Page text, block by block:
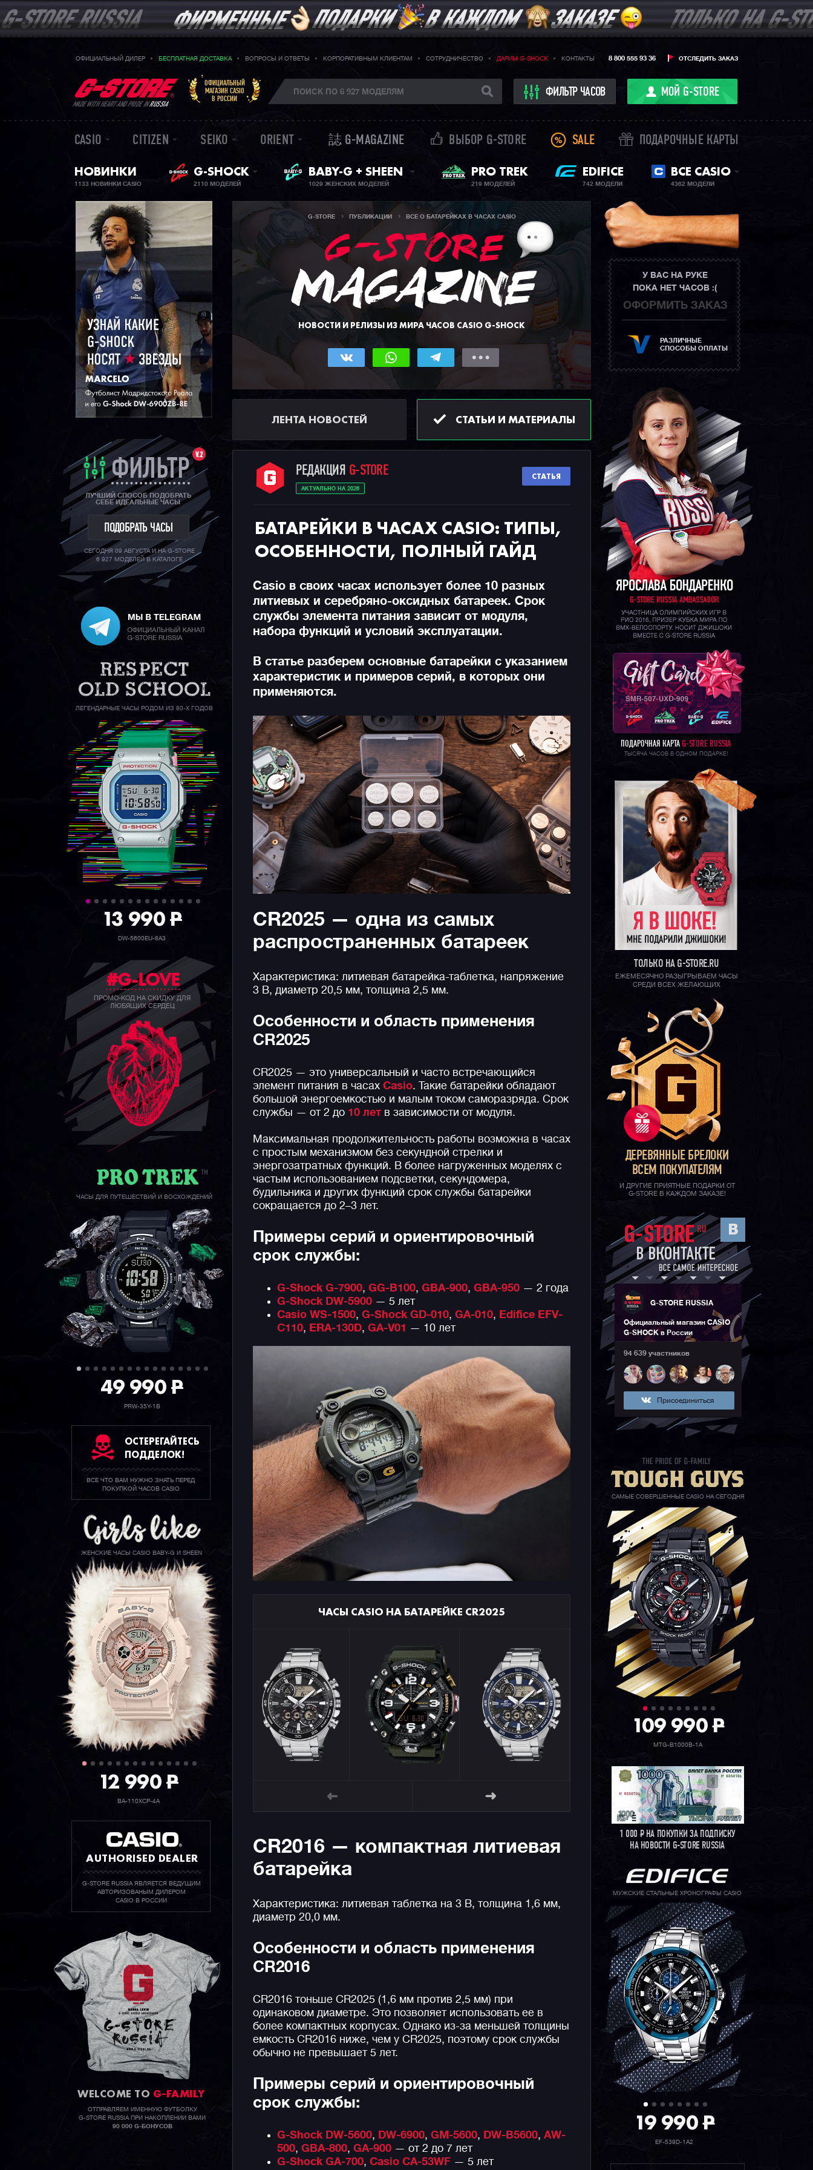
ОФИЦИАЛЬНЫЙ ДИЛЕР БЕСПЛАТНАЯ ДОСТАВКА ВОПРОСЫ И ОТВЕТЫ КОРПОРАТИВНЫМ КЛИЕНТАМ СОТРУДНИЧЕСТВО ДАРИМ G-SHOCK КОНТАКТЫ ОТСЛЕДИТЬ ЗАКАЗ
8 800 555 93 36
MADE WITH HEART AND PRIDE INRUSSIA
ОФИЦИАЛЬНЫЙ
МАГАЗИН CASIO
В РОССИИ
ФИЛЬТР ЧАСОВ МОЙ G-STORE
CASIO CITIZEN SEIKO ORIENT 誌 G-MAGAZINE ВЫБОР G-STORE SALE ПОДАРОЧНЫЕ КАРТЫ
НОВИНКИ
1133 НОВИНКИ CASIO
G-SHOCK
2110 МОДЕЛЕЙ
BABY-G + SHEEN
1029 ЖЕНСКИХ МОДЕЛЕЙ
PRO TREK
219 МОДЕЛЕЙ
EDIFICE
742 МОДЕЛИ
ВСЕ CASIO
4362 МОДЕЛИ
V.2
ФИЛЬТР
ЛУЧШИЙ СПОСОБ ПОДОБРАТЬ
СЕБЕ ИДЕАЛЬНЫЕ ЧАСЫ
ПОДОБРАТЬ ЧАСЫ
СЕГОДНЯ 09 АВГУСТА И НА G-STORE
6 927 МОДЕЛЕЙ В КАТАЛОГЕ
ЛЕГЕНДАРНЫЕ ЧАСЫ РОДОМ ИЗ 80-Х ГОДОВ
39 990P
GW-B5600BC-1B
#G-LOVE
ПРОМО-КОД НА СКИДКУ ДЛЯ
ЛЮБЯЩИХ СЕРДЕЦ
ЧАСЫ ДЛЯ ПУТЕШЕСТВИЙ И ВОСХОЖДЕНИЙ
49 990P
PRW-35Y-1B
ОСТЕРЕГАЙТЕСЬ
ПОДДЕЛОК!
ВСЕ ЧТО ВАМ НУЖНО ЗНАТЬ ПЕРЕД
ПОКУПКОЙ ЧАСОВ CASIO
ЖЕНСКИЕ ЧАСЫ CASIO BABY-G И SHEEN
12 990P
BA-110XCP-4A
AUTHORISED DEALER
G-STORE RUSSIA ЯВЛЯЕТСЯ ВЕДУЩИМ
АВТОРИЗОВАНЫМ ДИЛЕРОМ
CASIO В РОССИИ
WELCOME TO G-FAMILY
ОТПРАВЛЯЕМ ИМЕННУЮ ФУТБОЛКУ
G-STORE RUSSIA ПРИ НАКОПЛЕНИИ ВАМИ
90 000 G-БОНУСОВ
G-STORE ПУБЛИКАЦИИ ВСЕ О БАТАРЕЙКАХ В ЧАСАХ CASIO
НОВОСТИ И РЕЛИЗЫ ИЗ МИРА ЧАСОВ CASIO G-SHOCK
ЛЕНТА НОВОСТЕЙ СТАТЬИ И МАТЕРИАЛЫ
РЕДАКЦИЯ G-STORE
АКТУАЛЬНО НА 2026
СТАТЬЯ
БАТАРЕЙКИ В ЧАСАХ CASIO: ТИПЫ,
ОСОБЕННОСТИ, ПОЛНЫЙ ГАЙД
Casio в своих часах использует более 10 разных
литиевых и серебряно-оксидных батареек. Срок
службы элемента питания зависит от модуля,
набора функций и условий эксплуатации.
В статье разберем основные батарейки с указанием
характеристик и примеров серий, в которых они
применяются.
CR2025 — одна из самых
распространенных батареек
Характеристика: литиевая батарейка-таблетка, напряжение
3 В, диаметр 20,5 мм, толщина 2,5 мм.
Особенности и область применения
CR2025
CR2025 — это универсальный и часто встречающийся
элемент питания в часах Casio. Такие батарейки обладают
большой энергоемкостью и малым током саморазряда. Срок
службы — от 2 до 10 лет в зависимости от модуля.
Максимальная продолжительность работы возможна в часах
с простым механизмом без секундной стрелки и
энергозатратных функций. В более нагруженных моделях с
частым использованием подсветки, секундомера,
будильника и других функций срок службы батарейки
сокращается до 2–3 лет.
Примеры серий и ориентировочный
срок службы:
G-Shock G-7900, GG-B100, GBA-900, GBA-950 — 2 года
G-Shock DW-5900 — 5 лет
Casio WS-1500, G-Shock GD-010, GA-010, Edifice EFV-
C110, ERA-130D, GA-V01 — 10 лет
ЧАСЫ CASIO НА БАТАРЕЙКЕ CR2025
CR2016 — компактная литиевая
батарейка
Характеристика: литиевая таблетка на 3 В, толщина 1,6 мм,
диаметр 20,0 мм.
Особенности и область применения
CR2016
CR2016 тоньше CR2025 (1,6 мм против 2,5 мм) при
одинаковом диаметре. Это позволяет использовать ее в
более компактных корпусах. Однако из-за меньшей толщины
емкость CR2016 ниже, чем у CR2025, поэтому срок службы
обычно не превышает 5 лет.
Примеры серий и ориентировочный
срок службы:
G-Shock DW-5600, DW-6900, GM-5600, DW-B5600, AW-
500, GBA-800, GA-900 — от 2 до 7 лет
G-Shock GA-700, Casio CA-53WF — 5 лет
У ВАС НА РУКЕ
ПОКА НЕТ ЧАСОВ :(
ОФОРМИТЬ ЗАКАЗ
РАЗЛИЧНЫЕ
СПОСОБЫ ОПЛАТЫ
ПОДАРОЧНАЯ КАРТА G-STORE RUSSIA
ТЫСЯЧА ЧАСОВ В ОДНОМ ПОДАРКЕ!
ТОЛЬКО НА G-STORE.RU
ЕЖЕМЕСЯЧНО РАЗЫГРЫВАЕМ ЧАСЫ
СРЕДИ ВСЕХ ЖЕЛАЮЩИХ
ДЕРЕВЯННЫЕ БРЕЛОКИ
ВСЕМ ПОКУПАТЕЛЯМ
И ДРУГИЕ ПРИЯТНЫЕ ПОДАРКИ ОТ
G-STORE В КАЖДОМ ЗАКАЗЕ!
G-STORE RUSSIA
Официальный магазин CASIO
G-SHOCK в России
94 639 участников
Присоединиться
САМЫЕ СОВЕРШЕННЫЕ CASIO НА СЕГОДНЯ
109 990P
MTG-B1000B-1A
1 000РНА ПОКУПКИ ЗА ПОДПИСКУ
НА НОВОСТИ G-STORE RUSSIA
МУЖСКИЕ СТАЛЬНЫЕ ХРОНОГРАФЫ CASIO
19 990P
EF-539D-1A2